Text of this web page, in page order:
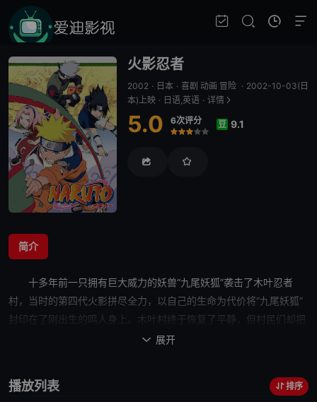
火影忍者
2002 · 日本 · 喜剧 动画 冒险 · 2002-10-03(日
本)上映 · 日语,英语 · 详情
5.0 6次评分
很差
较差
还行推荐力荐
豆 9.1
简介
十多年前一只拥有巨大威力的妖兽“九尾妖狐”袭击了木叶忍者
村，当时的第四代火影拼尽全力，以自己的生命为代价将“九尾妖狐”
封印在了刚出生的鸣人身上。木叶村终于恢复了平静，但村民们却把
怪物 看待，所有人都疏远他。鸣人自小
还是小孩的时候他的哥哥——一个已经拥有高超忍术的忍者将他们家
 展开
播放列表 排序